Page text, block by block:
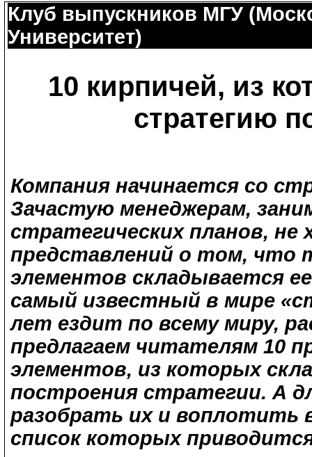
Клуб выпускников МГУ
Университет)
10 кирпичей, из
стратегию
Компания начинается со
Зачастую менеджерам,
стратегических планов,
представлений о том, что
элементов складывается
самый известный в мире
лет ездит по всему миру,
предлагаем читателям 10
элементов, из которых
построения стратегии. А
разобрать их и воплотить
список которых